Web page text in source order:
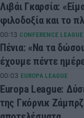
Λιβάι Γκαρσία:
φιλοδοξία και το
00:13 CONFERENCE LEAGUE
Πένια: «Να τα
έχουμε πέντε
00:03 EUROPA LEAGUE
Europa League:
της Γκόρνικ